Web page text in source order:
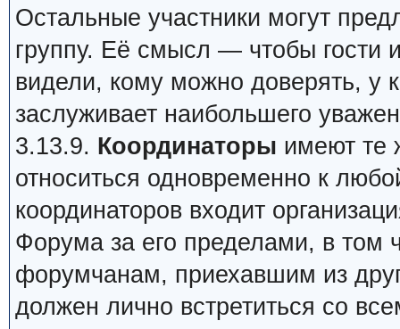
Остальные участники могут
группу. Её смысл — чтобы гости
видели, кому можно доверять, у
заслуживает наибольшего
3.13.9. Координаторы имеют те
относиться одновременно к
координаторов входит
Форума за его пределами, в том
форумчанам, приехавшим из
должен лично встретиться со